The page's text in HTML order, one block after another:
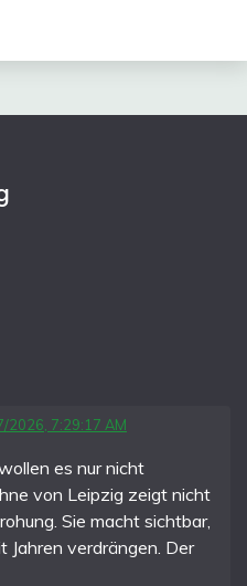
2026, 7:29:17 AM
es nur nicht
von Leipzig zeigt nicht
Sie macht sichtbar,
Jahren verdrängen. Der